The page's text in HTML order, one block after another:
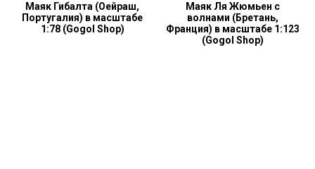
Маяк Гибалта (Оейраш,
Португалия) в масштабе
1:78 (Gogol Shop)
Маяк Ля Жюмьен с
волнами (Бретань,
Франция) в масштабе 1:123
(Gogol Shop)